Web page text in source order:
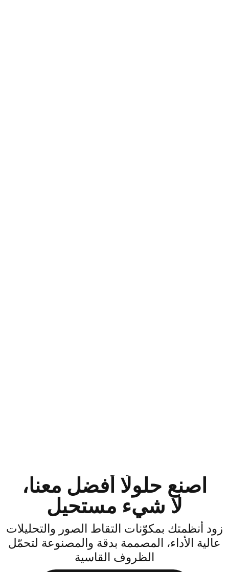
اصنع حلولًا أفضل معنا،
لا شيء مستحيل
أنظمتك بمكوّنات التقاط الصور والتحليلات
الأداء، المصممة بدقة والمصنوعة لتحمّل
الظروف القاسية